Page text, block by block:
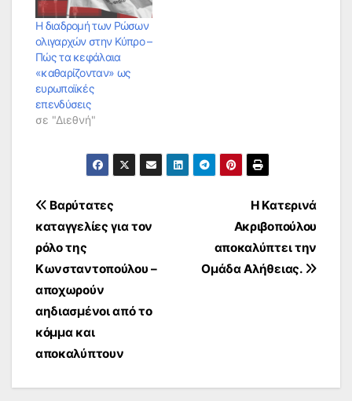
Η διαδρομή των Ρώσων
ολιγαρχών στην Κύπρο –
Πώς τα κεφάλαια
«καθαρίζονταν» ως
ευρωπαϊκές
επενδύσεις
σε "Διεθνή"
Πλοήγηση
άρθρων
Η Κατερινά
Ακριβοπούλου
αποκαλύπτει την
Ομάδα Αλήθειας.
Βαρύτατες
καταγγελίες για τον
ρόλο της
Κωνσταντοπούλου –
αποχωρούν
αηδιασμένοι από το
κόμμα και
αποκαλύπτουν